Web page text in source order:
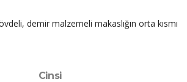
demir malzemeli makaslığın orta kısmı
Cinsi